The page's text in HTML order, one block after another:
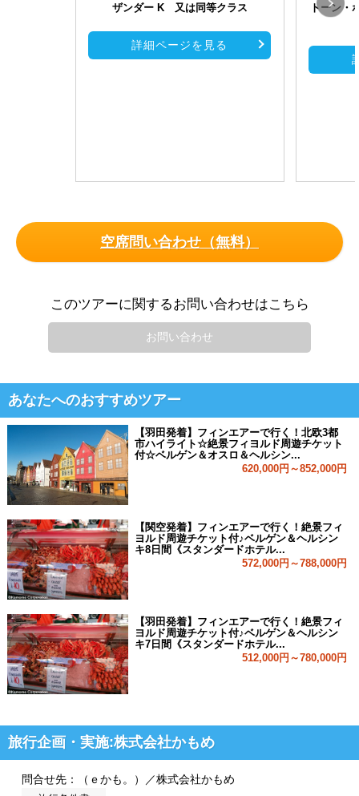
ザンダー K 又は同等クラス
詳細ページを見る
トーン・
空席問い合わせ（無料）
このツアーに関するお問い合わせはこちら
お問い合わせ
あなたへのおすすめツアー
【羽田発着】フィンエアーで行く！北欧3都
市ハイライト☆絶景フィヨルド周遊チケット
付☆ベルゲン＆オスロ＆ヘルシン...
620,000円～852,000円
【関空発着】フィンエアーで行く！絶景フィ
ヨルド周遊チケット付♪ベルゲン＆ヘルシン
キ8日間《スタンダードホテル...
572,000円～788,000円
【羽田発着】フィンエアーで行く！絶景フィ
ヨルド周遊チケット付♪ベルゲン＆ヘルシン
キ7日間《スタンダードホテル...
512,000円～780,000円
旅行企画・実施:株式会社かもめ
問合せ先：（ｅかも。）／株式会社かもめ